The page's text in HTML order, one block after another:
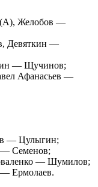
Желобов —
Девяткин —
— Щучинов;
Афанасьев —
— Цулыгин;
Семенов;
— Шумилов;
Ермолаев.